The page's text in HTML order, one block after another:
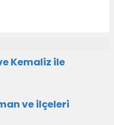
Kemaliz ile
ve ilçeleri